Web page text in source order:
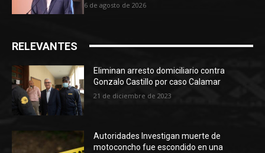
6 de agosto de 2026
RELEVANTES
Eliminan arresto domiciliario contra
Gonzalo Castillo por caso Calamar
21 de diciembre de 2023
Autoridades Investigan muerte de
motoconcho fue escondido en una